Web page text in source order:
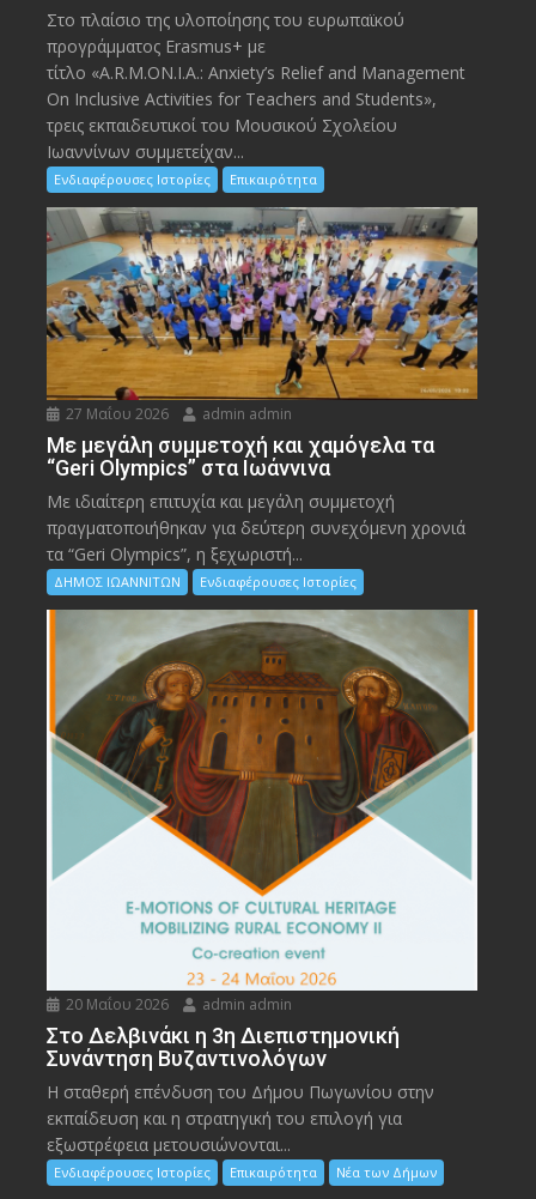
Στο πλαίσιο της υλοποίησης του ευρωπαϊκού
προγράμματος Erasmus+ με
τίτλο «A.R.M.ON.I.A.: Anxiety’s Relief and Management
On Inclusive Activities for Teachers and Students»,
τρεις εκπαιδευτικοί του Μουσικού Σχολείου
Ιωαννίνων συμμετείχαν...
Ενδιαφέρουσες Ιστορίες Επικαιρότητα
27 Μαΐου 2026 admin admin
Με μεγάλη συμμετοχή και χαμόγελα τα
“Geri Olympics” στα Ιωάννινα
Με ιδιαίτερη επιτυχία και μεγάλη συμμετοχή
πραγματοποιήθηκαν για δεύτερη συνεχόμενη χρονιά
τα “Geri Olympics”, η ξεχωριστή...
ΔΗΜΟΣ ΙΩΑΝΝΙΤΩΝ Ενδιαφέρουσες Ιστορίες
20 Μαΐου 2026 admin admin
Στο Δελβινάκι η 3η Διεπιστημονική
Συνάντηση Βυζαντινολόγων
Η σταθερή επένδυση του Δήμου Πωγωνίου στην
εκπαίδευση και η στρατηγική του επιλογή για
εξωστρέφεια μετουσιώνονται...
Ενδιαφέρουσες Ιστορίες Επικαιρότητα Νέα των Δήμων